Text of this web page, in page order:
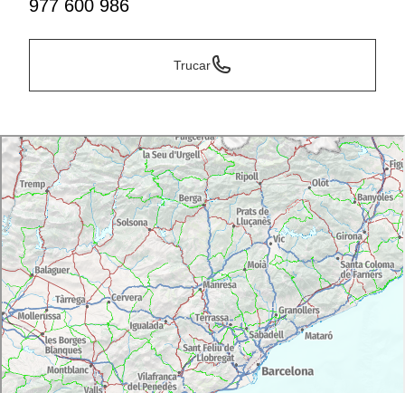
977 600 986
Trucar